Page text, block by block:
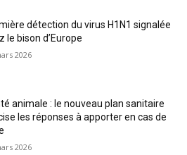
détection du virus H1N1 signalée
le bison d’Europe
2026
animale : le nouveau plan sanitaire
les réponses à apporter en cas de
2026